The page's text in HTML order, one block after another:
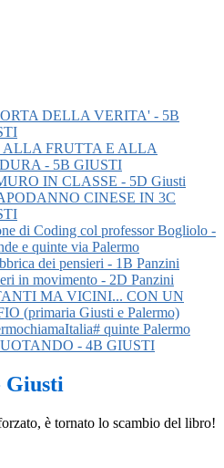
DELLA VERITA' - 5B
ALLA FRUTTA E ALLA
- 5B GIUSTI
IN CLASSE - 5D Giusti
CINESE IN 3C
di Coding col professor Bogliolo -
e quinte via Palermo
dei pensieri - 1B Panzini
in movimento - 2D Panzini
MA VICINI... CON UN
(primaria Giusti e Palermo)
quinte Palermo
- 4B GIUSTI
Giusti
è tornato lo scambio del libro!